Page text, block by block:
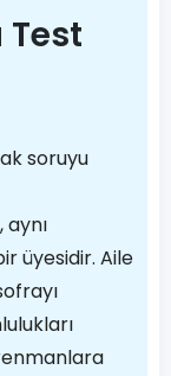
Test
soruyu
üyesidir. Aile